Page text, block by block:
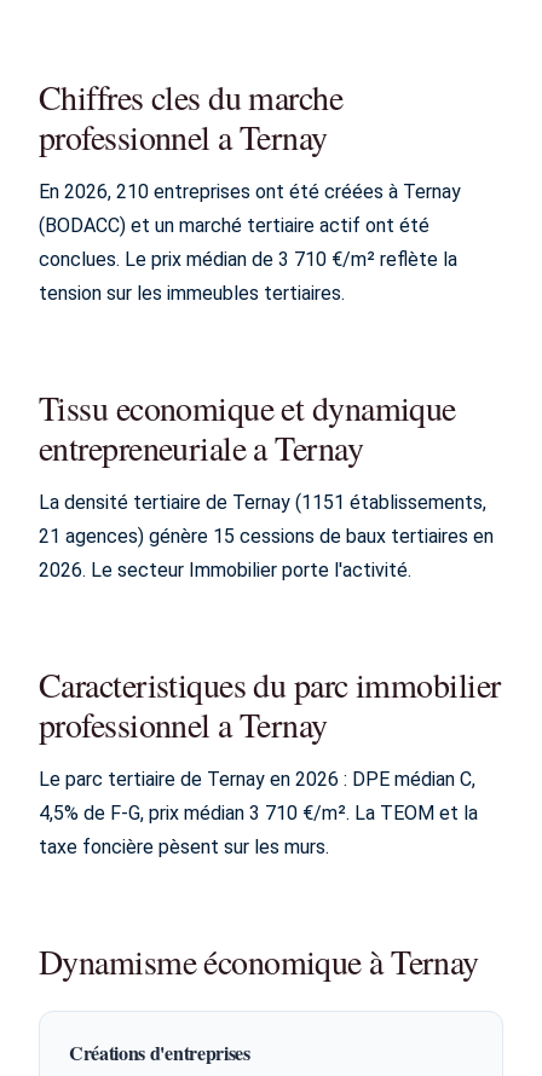
Chiffres cles du marche
professionnel a Ternay
En 2026, 210 entreprises ont été créées à Ternay
(BODACC) et un marché tertiaire actif ont été
conclues. Le prix médian de 3 710 €/m² reflète la
tension sur les immeubles tertiaires.
Tissu economique et dynamique
entrepreneuriale a Ternay
La densité tertiaire de Ternay (1151 établissements,
21 agences) génère 15 cessions de baux tertiaires en
2026. Le secteur Immobilier porte l'activité.
Caracteristiques du parc immobilier
professionnel a Ternay
Le parc tertiaire de Ternay en 2026 : DPE médian C,
4,5% de F-G, prix médian 3 710 €/m². La TEOM et la
taxe foncière pèsent sur les murs.
Dynamisme économique à Ternay
Créations d'entreprises